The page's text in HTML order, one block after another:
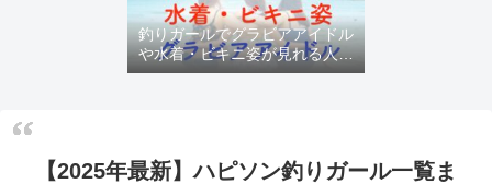
釣りガールでグラビアアイドル
や水着・ビキニ姿が見れる人気
チャンネル
【2025年最新】ハピソン釣りガール一覧ま